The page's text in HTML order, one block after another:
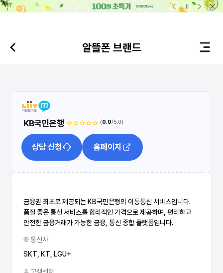
본문 바로가기
알뜰폰 브랜드
요금제 상세
KB국민은행 (0.0/5.0)
상담 신청 홈페이지
금융권 최초로 제공되는 KB국민은행의 이동통신 서비스입니다.
품질 좋은 통신 서비스를 합리적인 가격으로 제공하며, 편리하고
통신사
SKT, KT, LGU+